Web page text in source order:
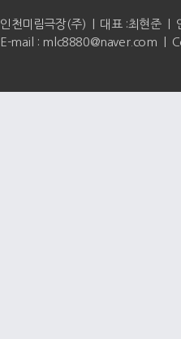
인천미림극장(주) | 대표 :최현준 |
E-mail : mlc8880@naver.com |